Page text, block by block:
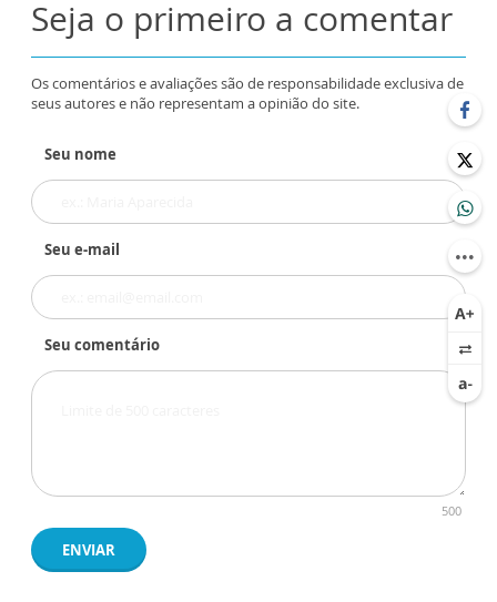
Seja o primeiro a comentar
Os comentários e avaliações são de responsabilidade exclusiva de
seus autores e não representam a opinião do site.
Seu nome
Seu e-mail
Seu comentário
500
ENVIAR